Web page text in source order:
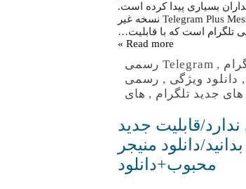
بسیاری پیدا کرده است.
دانلود Telegram Plus Messenger با ویژگی های بیشتر از تلگرام رسمی Telegram Plus Messenger نسخه غیر
تلگرام است که با قابلیت…
Read more »
, Telegram رسمی
, دانلود ویژگی , رسمی
جدید تلگرام , های
قابلیت جدید
مسنجر فیسبوک/هر آنچه که باید درباره 5G بدانید/دانلود منیجر
محبوب+دانلود